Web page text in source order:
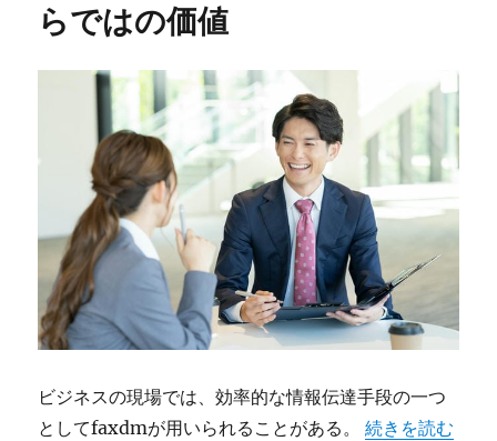
らではの価値
ビジネスの現場では、効率的な情報伝達手段の一つ
としてfaxdmが用いられることがある。“faxdmがもた
続きを読む